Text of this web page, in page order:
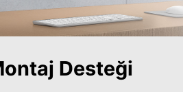
Desteği